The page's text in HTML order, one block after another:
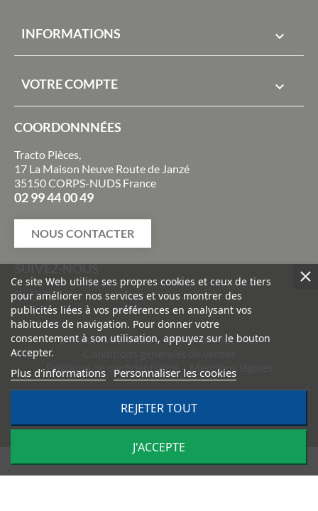
INFORMATIONS 
VOTRE COMPTE 
COORDONNNÉES
Tracto Pièces,
17 La Maison Neuve Route de Janzé
35150 CORPS-NUDS France
02 99 44 00 49
NOUS CONTACTER
SUIVEZ-NOUS
Livraisons et retours
Paiement sécurisé
Politique de confidentialité
Mentions légales
TRACTO PIÈCES - Conception & réalisation :
Impulsion
Ce site Web utilise ses propres cookies et ceux de tiers
pour améliorer nos services et vous montrer des
publicités liées à vos préférences en analysant vos
habitudes de navigation. Pour donner votre
consentement à son utilisation, appuyez sur le bouton
Accepter.
Plus d'informations Personnaliser les cookies
REJETER TOUT
J'ACCEPTE